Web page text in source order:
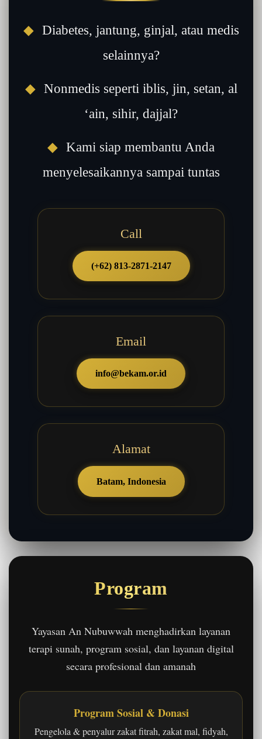
◆ Diabetes, jantung, ginjal, atau medis
selainnya?
◆ Nonmedis seperti iblis, jin, setan, al
‘ain, sihir, dajjal?
◆ Kami siap membantu Anda
menyelesaikannya sampai tuntas
Call
(+62) 813-2871-2147
Email
info@bekam.or.id
Alamat
Batam, Indonesia
Program
Yayasan An Nubuwwah menghadirkan layanan
terapi sunah, program sosial, dan layanan digital
secara profesional dan amanah
Program Sosial & Donasi
Pengelola & penyalur zakat fitrah, zakat mal, fidyah,